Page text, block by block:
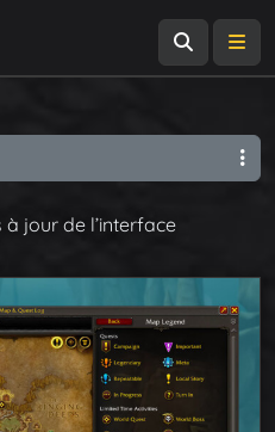
à jour de l’interface